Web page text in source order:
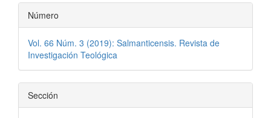
Número
Vol. 66 Núm. 3 (2019): Salmanticensis. Revista de
Investigación Teológica
Sección